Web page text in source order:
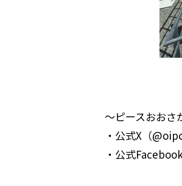
～ピースおおさ
・公式X（
・公式